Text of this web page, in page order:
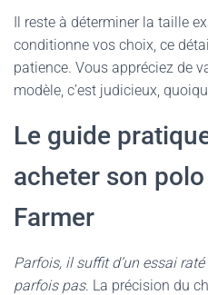
Il reste à déterminer la taille
conditionne vos choix, ce
patience. Vous appréciez de
modèle, c’est judicieux,
Le guide
acheter son
Farmer
Parfois, il suffit d’un essai
parfois pas. La précision du